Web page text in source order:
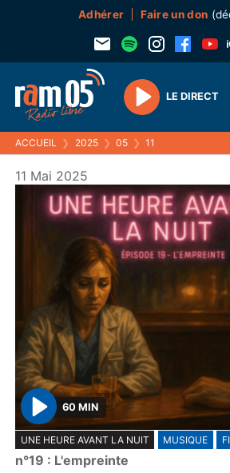
Adhérer Faire un don
Play
LE DIRECT
ACCUEIL ❯ 2025 ❯ 05 ❯ 11
11 Mai 2025
P
l
a
60 MIN
UNE HEURE AVANT LA NUIT MUSIQUE
n°19 : L'empreinte